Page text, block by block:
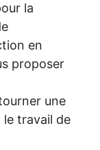
la
en
proposer
une
le travail de